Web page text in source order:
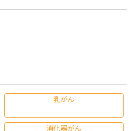
乳がん
消化器がん